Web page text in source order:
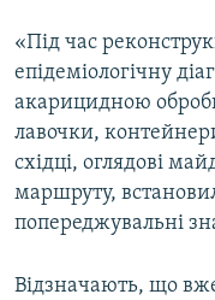
ДЕПОРТАЦІЯ
ВІДЕОУРОКИ «ELIFBE»
СВІДЧЕННЯ ОКУПАЦІЇ
УКРАЇНСЬКА ПРОБЛЕМА
ІНФОГРАФІКА
ЯК ОБІЙТИ
Русский
Qırımtatar
ДОЛУЧАЙСЯ!
«Під час
епідеміологічну
акарицидною
лавочки,
східці, оглядові
маршруту,
попереджувальні
Відзначають, що